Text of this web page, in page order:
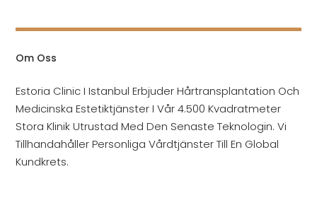
Om Oss
Estoria Clinic I Istanbul Erbjuder Hårtransplantation Och
Medicinska Estetiktjänster I Vår 4.500 Kvadratmeter
Stora Klinik Utrustad Med Den Senaste Teknologin. Vi
Tillhandahåller Personliga Vårdtjänster Till En Global
Kundkrets.